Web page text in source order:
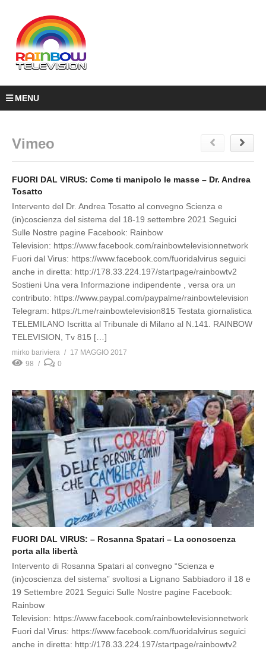
MENU
Vimeo
FUORI DAL VIRUS: Come ti manipolo le masse – Dr. Andrea
Tosatto
Intervento del Dr. Andrea Tosatto al convegno Scienza e
(in)coscienza del sistema del 18-19 settembre 2021 Seguici
Sulle Nostre pagine Facebook: Rainbow
Television: https://www.facebook.com/rainbowtelevisionnetwork
Fuori dal Virus: https://www.facebook.com/fuoridalvirus seguici
anche in diretta: http://178.33.224.197/startpage/rainbowtv2
Sostieni Una vera Informazione indipendente , versa ora un
contributo: https://www.paypal.com/paypalme/rainbowtelevision
Telegram: https://t.me/rainbowtelevision815 Testata giornalistica
TELEMILANO Iscritta al Tribunale di Milano al N.141. RAINBOW
TELEVISION, Tv 815 […]
mirko bariviera
17 MAGGIO 2017
98
0
FUORI DAL VIRUS: – Rosanna Spatari – La conoscenza
porta alla libertà
Intervento di Rosanna Spatari al convegno “Scienza e
(in)coscienza del sistema” svoltosi a Lignano Sabbiadoro il 18 e
19 Settembre 2021 Seguici Sulle Nostre pagine Facebook:
Rainbow
Television: https://www.facebook.com/rainbowtelevisionnetwork
Fuori dal Virus: https://www.facebook.com/fuoridalvirus seguici
anche in diretta: http://178.33.224.197/startpage/rainbowtv2